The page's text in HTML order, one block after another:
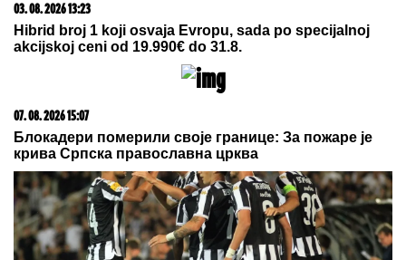
POLICIJA REAGOVALA ZBOG ŽENE SERGEJA
TRIFUNOVIĆA,nije očekivala da će je OVO
SAČEKATI u tržnom centru!
Barselona odjavila Marokance zbog
sukoba u enklavi